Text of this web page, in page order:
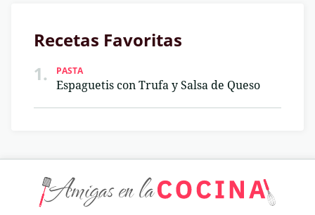
Recetas Favoritas
1.
PASTA
Espaguetis con Trufa y Salsa de Queso